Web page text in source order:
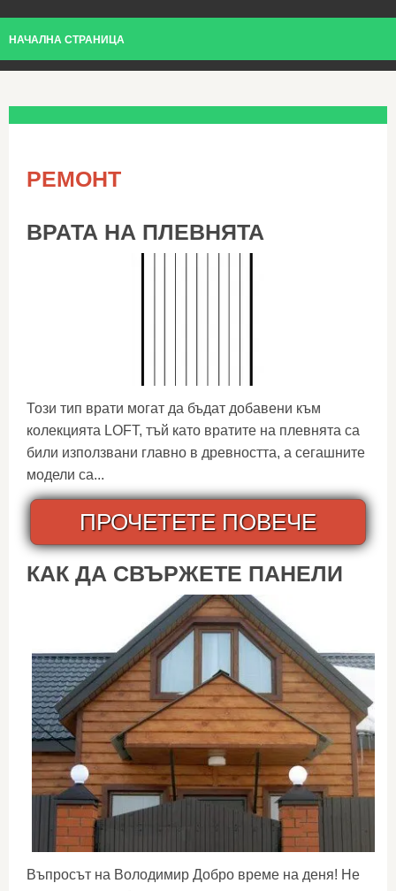
НАЧАЛНА СТРАНИЦА
РЕМОНТ
ВРАТА НА ПЛЕВНЯТА
Този тип врати могат да бъдат добавени към
колекцията LOFT, тъй като вратите на плевнята са
били използвани главно в древността, а сегашните
модели са...
ПРОЧЕТЕТЕ ПОВЕЧЕ
КАК ДА СВЪРЖЕТЕ ПАНЕЛИ
Въпросът на Володимир Добро време на деня! Не